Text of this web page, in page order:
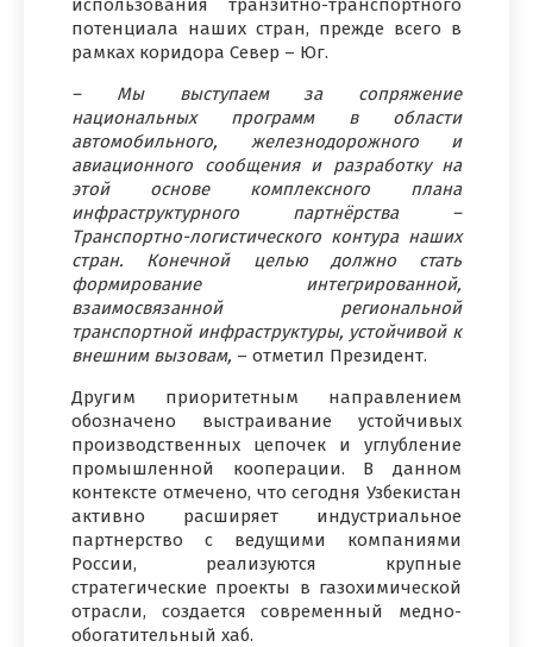
использования транзитно-транспортного
потенциала наших стран, прежде всего в
рамках коридора Север – Юг.
– Мы выступаем за сопряжение
национальных программ в области
автомобильного, железнодорожного и
авиационного сообщения и разработку на
этой основе комплексного плана
инфраструктурного партнёрства –
Транспортно-логистического контура наших
стран. Конечной целью должно стать
формирование интегрированной,
взаимосвязанной региональной
транспортной инфраструктуры, устойчивой к
внешним вызовам, – отметил Президент.
Другим приоритетным направлением
обозначено выстраивание устойчивых
производственных цепочек и углубление
промышленной кооперации. В данном
контексте отмечено, что сегодня Узбекистан
активно расширяет индустриальное
партнерство с ведущими компаниями
России, реализуются крупные
стратегические проекты в газохимической
отрасли, создается современный медно-
обогатительный хаб.